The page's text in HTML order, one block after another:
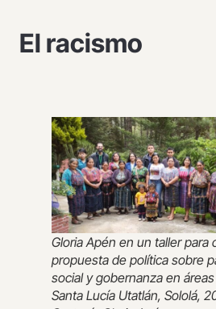
El racismo
Gloria Apén en un taller para
propuesta de política sobre
social y gobernanza en
Santa Lucía Utatlán, Sololá,